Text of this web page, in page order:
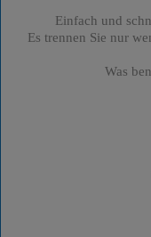
Einfach und
Es trennen Sie nur
Was